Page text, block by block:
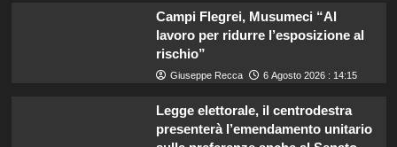
Campi Flegrei, Musumeci “Al
lavoro per ridurre l’esposizione al
rischio”
Giuseppe Recca 6 Agosto 2026 : 14:15
Legge elettorale, il centrodestra
presenterà l’emendamento unitario